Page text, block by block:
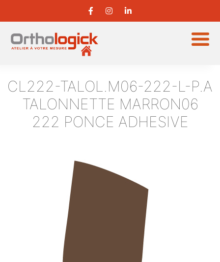
CL222-TALOL.M06-222-L-P.A
TALONNETTE MARRON06
222 PONCE ADHESIVE